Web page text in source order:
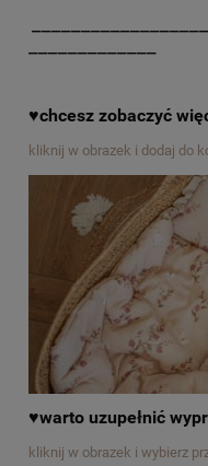
♥chcesz zobaczyć
kliknij w obrazek i dodaj do
♥warto uzupełnić
kliknij w obrazek i wybierz